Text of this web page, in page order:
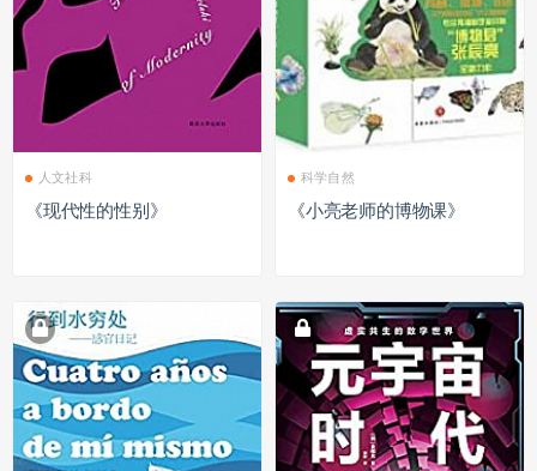
人文社科
《现代性的性别》
科学自然
《小亮老师的博物课》